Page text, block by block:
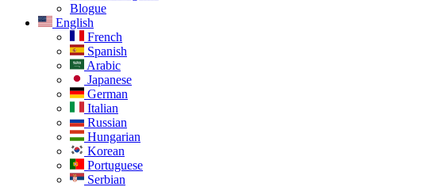
Blogue
English
French
Spanish
Arabic
Japanese
German
Italian
Russian
Hungarian
Korean
Portuguese
Serbian